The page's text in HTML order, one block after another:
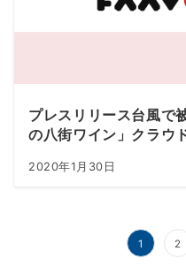
プレスリリース台風で
の八街ワイン」クラウ
2020年1月30日
1 2